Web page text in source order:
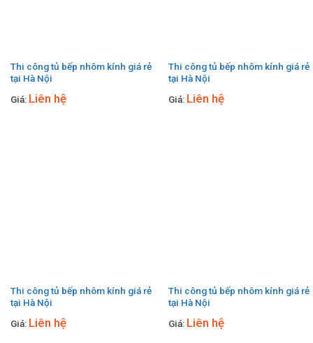
Thi công tủ bếp nhôm kính giá rẻ
tại Hà Nội
Giá: Liên hệ
Thi công tủ bếp nhôm kính giá rẻ
tại Hà Nội
Giá: Liên hệ
Thi công tủ bếp nhôm kính giá rẻ
tại Hà Nội
Giá: Liên hệ
Thi công tủ bếp nhôm kính giá rẻ
tại Hà Nội
Giá: Liên hệ